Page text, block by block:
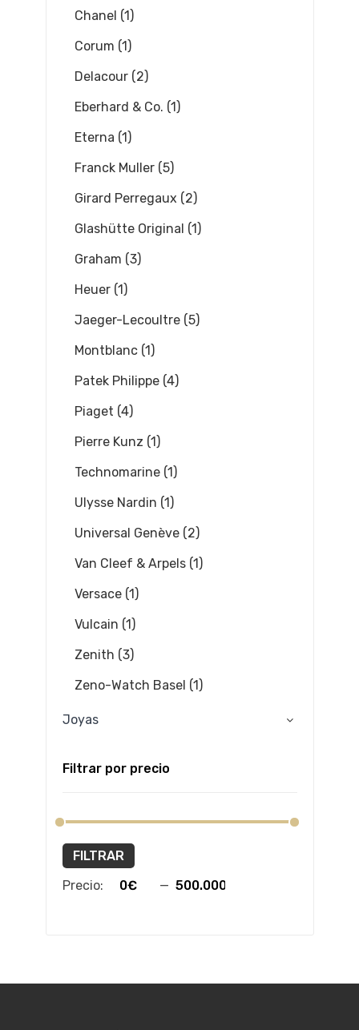
Chanel (1)
Corum (1)
Delacour (2)
Eberhard & Co. (1)
Eterna (1)
Franck Muller (5)
Girard Perregaux (2)
Glashütte Original (1)
Graham (3)
Heuer (1)
Jaeger-Lecoultre (5)
Montblanc (1)
Patek Philippe (4)
Piaget (4)
Pierre Kunz (1)
Technomarine (1)
Ulysse Nardin (1)
Universal Genève (2)
Van Cleef & Arpels (1)
Versace (1)
Vulcain (1)
Zenith (3)
Zeno-Watch Basel (1)
Joyas
Filtrar por precio
FILTRAR
Precio:
—